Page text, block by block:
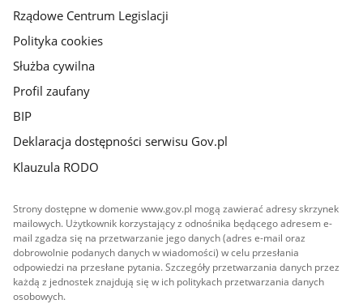
Rządowe Centrum Legislacji
Polityka cookies
Służba cywilna
Profil zaufany
BIP
Deklaracja dostępności serwisu Gov.pl
Klauzula RODO
Strony dostępne w domenie www.gov.pl mogą zawierać adresy skrzynek
mailowych. Użytkownik korzystający z odnośnika będącego adresem e-
mail zgadza się na przetwarzanie jego danych (adres e-mail oraz
dobrowolnie podanych danych w wiadomości) w celu przesłania
odpowiedzi na przesłane pytania. Szczegóły przetwarzania danych przez
każdą z jednostek znajdują się w ich politykach przetwarzania danych
osobowych.